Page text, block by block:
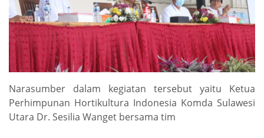
Narasumber dalam kegiatan tersebut yaitu Ketua
Perhimpunan Hortikultura Indonesia Komda Sulawesi
Utara Dr. Sesilia Wanget bersama tim